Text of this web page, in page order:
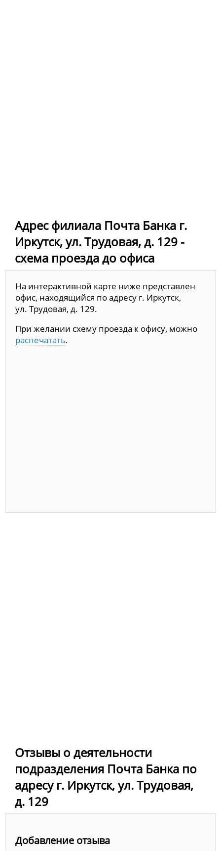
Адрес филиала Почта Банка г.
Иркутск, ул. Трудовая, д. 129 -
схема проезда до офиса
На интерактивной карте ниже представлен
офис, находящийся по адресу г. Иркутск,
ул. Трудовая, д. 129.
При желании схему проезда к офису, можно
распечатать.
Отзывы о деятельности
подразделения Почта Банка по
адресу г. Иркутск, ул. Трудовая,
д. 129
Добавление отзыва